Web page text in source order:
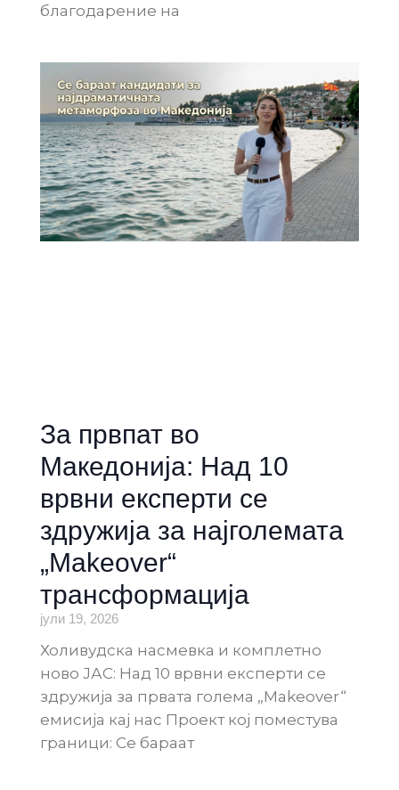
благодарение на
За првпат во
Македонија: Над 10
врвни експерти се
здружија за најголемата
„Makeover“
трансформација
јули 19, 2026
Холивудска насмевка и комплетно
ново ЈАС: Над 10 врвни експерти се
здружија за првата голема „Makeover“
емисија кај нас Проект кој поместува
граници: Се бараат